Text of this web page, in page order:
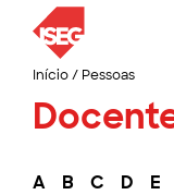
Início/ Pessoas
A B C D E